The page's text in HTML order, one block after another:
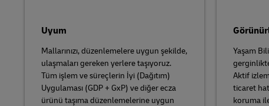
Uyum
Mallarınızı, düzenlemelere uygun şekilde,
ulaşmaları gereken yerlere taşıyoruz.
Tüm işlem ve süreçlerin İyi (Dağıtım)
Uygulaması (GDP + GxP) ve diğer ecza
ürünü taşıma düzenlemelerine uygun
Yaşam
Aktif
ticaret
koruma